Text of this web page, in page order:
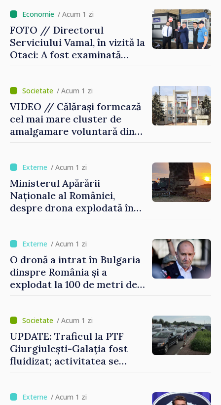
/ Acum 1 zi
FOTO // Directorul
Serviciului Vamal, în vizită la
Otaci: A fost examinată
performant/ Acum 1 zi
VIDEO // Călărași formează
cel mai mare cluster de
amalgamare voluntară din
finală
/ Acum 1 zi
Ministerul Apărării
Naționale al României,
despre drona explodată în
vehicul aerian”
/ Acum 1 zi
O dronă a intrat în Bulgaria
dinspre România și a
explodat la 100 de metri de
/ Acum 1 zi
UPDATE: Traficul la PTF
Giurgiulești-Galația fost
fluidizat; activitatea se
/ Acum 1 zi